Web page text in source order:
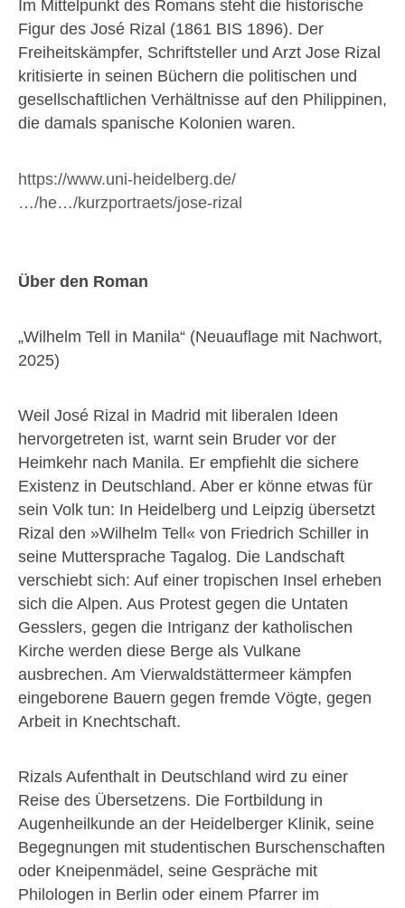
Im Mittelpunkt des Romans steht die historische
Figur des José Rizal (1861 BIS 1896). Der
Freiheitskämpfer, Schriftsteller und Arzt Jose Rizal
kritisierte in seinen Büchern die politischen und
gesellschaftlichen Verhältnisse auf den Philippinen,
die damals spanische Kolonien waren.
https://www.uni-heidelberg.de/
…/he…/kurzportraets/jose-rizal
Über den Roman
„Wilhelm Tell in Manila“ (Neuauflage mit Nachwort,
2025)
Weil José Rizal in Madrid mit liberalen Ideen
hervorgetreten ist, warnt sein Bruder vor der
Heimkehr nach Manila. Er empfiehlt die sichere
Existenz in Deutschland. Aber er könne etwas für
sein Volk tun: In Heidelberg und Leipzig übersetzt
Rizal den »Wilhelm Tell« von Friedrich Schiller in
seine Muttersprache Tagalog. Die Landschaft
verschiebt sich: Auf einer tropischen Insel erheben
sich die Alpen. Aus Protest gegen die Untaten
Gesslers, gegen die Intriganz der katholischen
Kirche werden diese Berge als Vulkane
ausbrechen. Am Vierwaldstättermeer kämpfen
eingeborene Bauern gegen fremde Vögte, gegen
Arbeit in Knechtschaft.
Rizals Aufenthalt in Deutschland wird zu einer
Reise des Übersetzens. Die Fortbildung in
Augenheilkunde an der Heidelberger Klinik, seine
Begegnungen mit studentischen Burschenschaften
oder Kneipenmädel, seine Gespräche mit
Philologen in Berlin oder einem Pfarrer im